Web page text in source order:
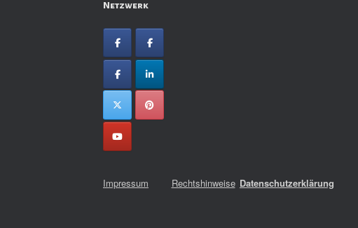
Netzwerk
Impressum Rechtshinweise Datenschutzerklärung